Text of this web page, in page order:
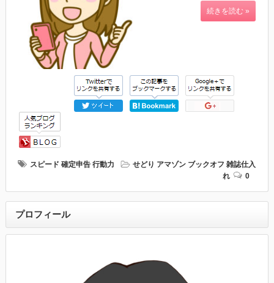
続きを読む »
スピード 確定申告 行動力 せどり アマゾン ブックオフ 雑誌仕入
れ
0
プロフィール